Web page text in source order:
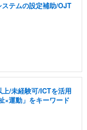
ステムの設定補助/OJT
/未経験可/ICTを活用
×運動」をキーワード